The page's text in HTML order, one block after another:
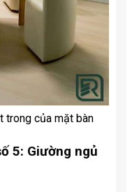
trong của mặt bàn
5: Giường ngủ